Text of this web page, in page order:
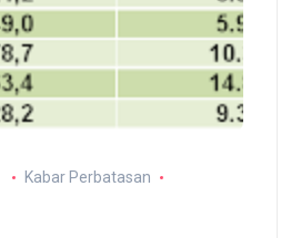
Kabar Perbatasan